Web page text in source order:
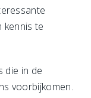
kennis te
die in de
voorbijkomen.